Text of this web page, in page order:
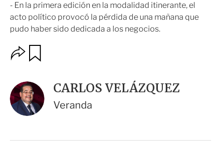
- En la primera edición en la modalidad itinerante, el
acto político provocó la pérdida de una mañana que
pudo haber sido dedicada a los negocios.
O
p
o
n
e
s
c
a
r
CARLOS VELÁZQUEZ
Veranda